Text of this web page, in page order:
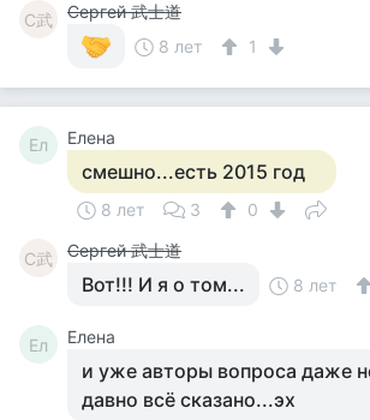
С武
Сергей 武士道
8 лет
1
Ел Елена
смешно...есть 2015 год
8 лет 3 0
С武 Сергей 武士道
Вот!!! И я о том... 8 лет
Ел Елена
и уже авторы вопроса даже
давно всё сказано...эх